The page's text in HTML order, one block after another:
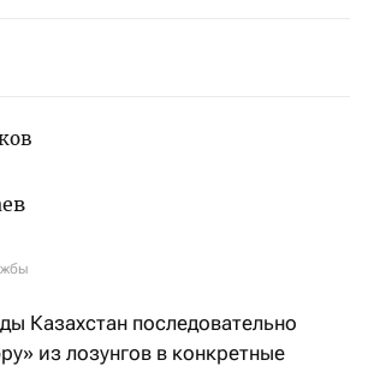
Казахстан последовательно
из лозунгов в конкретные